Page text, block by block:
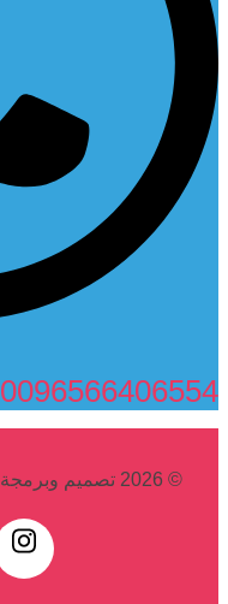
0096566406554
© 2026 تصميم وبرمجة